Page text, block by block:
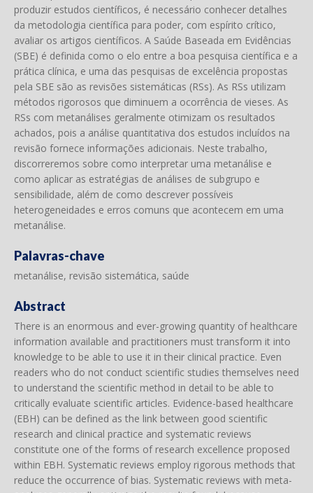
produzir estudos científicos, é necessário conhecer detalhes
da metodologia científica para poder, com espírito crítico,
avaliar os artigos científicos. A Saúde Baseada em Evidências
(SBE) é definida como o elo entre a boa pesquisa científica e a
prática clínica, e uma das pesquisas de excelência propostas
pela SBE são as revisões sistemáticas (RSs). As RSs utilizam
métodos rigorosos que diminuem a ocorrência de vieses. As
RSs com metanálises geralmente otimizam os resultados
achados, pois a análise quantitativa dos estudos incluídos na
revisão fornece informações adicionais. Neste trabalho,
discorreremos sobre como interpretar uma metanálise e
como aplicar as estratégias de análises de subgrupo e
sensibilidade, além de como descrever possíveis
heterogeneidades e erros comuns que acontecem em uma
metanálise.
Palavras-chave
metanálise, revisão sistemática, saúde
Abstract
There is an enormous and ever-growing quantity of healthcare
information available and practitioners must transform it into
knowledge to be able to use it in their clinical practice. Even
readers who do not conduct scientific studies themselves need
to understand the scientific method in detail to be able to
critically evaluate scientific articles. Evidence-based healthcare
(EBH) can be defined as the link between good scientific
research and clinical practice and systematic reviews
constitute one of the forms of research excellence proposed
within EBH. Systematic reviews employ rigorous methods that
reduce the occurrence of bias. Systematic reviews with meta-